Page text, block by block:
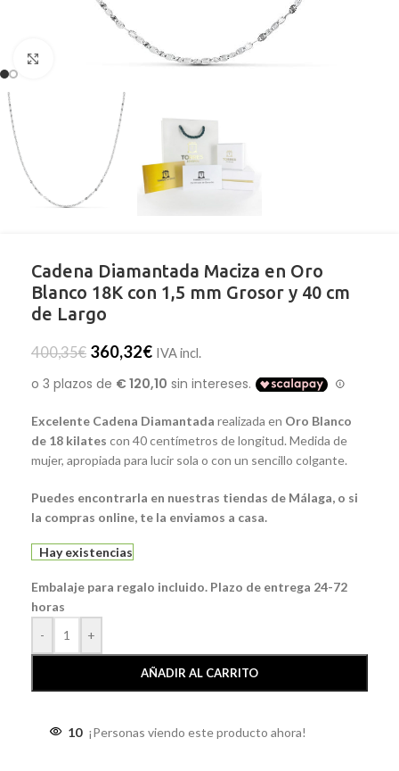
Cadena Diamantada Maciza en Oro
Blanco 18K con 1,5 mm Grosor y 40 cm
de Largo
400,35€ 360,32€ IVA incl.
Excelente Cadena Diamantada realizada en Oro Blanco
de 18 kilates con 40 centímetros de longitud. Medida de
mujer, apropiada para lucir sola o con un sencillo colgante.
Puedes encontrarla en nuestras tiendas de Málaga, o si
la compras online, te la enviamos a casa.
Hay existencias
Embalaje para regalo incluido. Plazo de entrega 24-72
horas
-
+
AÑADIR AL CARRITO
10 ¡Personas viendo este producto ahora!